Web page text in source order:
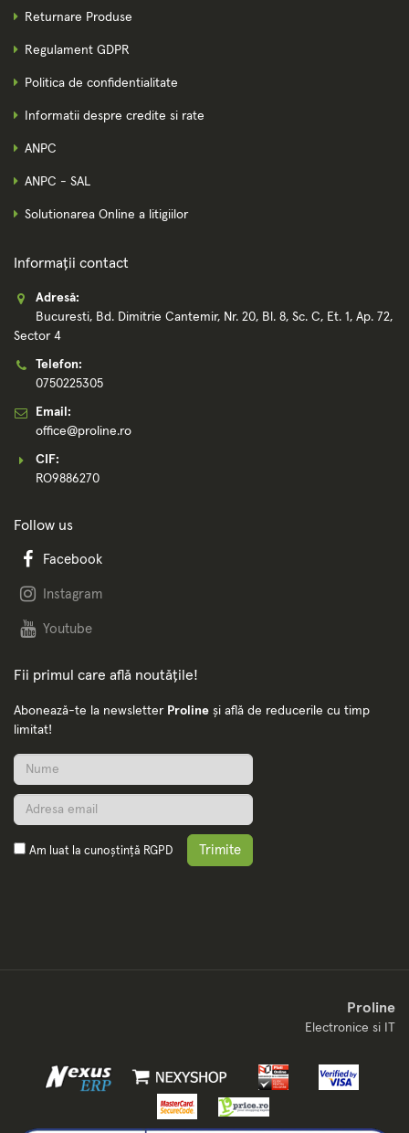
Returnare Produse
Regulament GDPR
Politica de confidentialitate
Informatii despre credite si rate
ANPC
ANPC - SAL
Solutionarea Online a litigiilor
Informații contact
Adresă:
Bucuresti, Bd. Dimitrie Cantemir, Nr. 20, Bl. 8, Sc. C, Et. 1, Ap. 72,
Sector 4
Telefon:
0750225305
Email:
office@proline.ro
CIF:
RO9886270
Follow us
Facebook
Instagram
Youtube
Fii primul care află noutățile!
Abonează-te la newsletter Proline și află de reducerile cu timp
limitat!
Am luat la cunoștință RGPD Trimite
Proline
Electronice si IT